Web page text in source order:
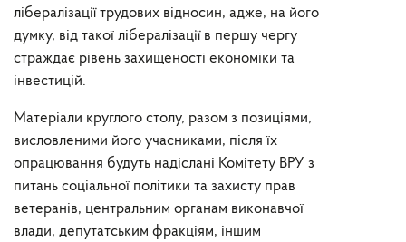
лібералізації трудових відносин, адже, на його
думку, від такої лібералізації в першу чергу
страждає рівень захищеності економіки та
інвестицій.
Матеріали круглого столу, разом з позиціями,
висловленими його учасниками, після їх
опрацювання будуть надіслані Комітету ВРУ з
питань соціальної політики та захисту прав
ветеранів, центральним органам виконавчої
влади, депутатським фракціям, іншим